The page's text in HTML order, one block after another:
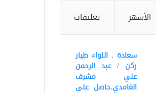
الأشهر تعليقات
سعادة . اللواء طيار
ركن / عبد الرحمن
علي مشرف
الغامدي.حاصل على